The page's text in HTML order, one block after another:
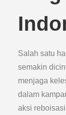
Salah satu
semakin
menjaga
dalam
aksi